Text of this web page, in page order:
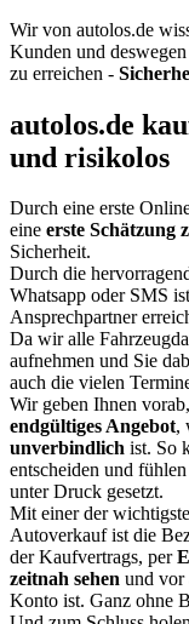
Wir von autolos.de
Kunden und
zu erreichen -
autolos.de
und risikolos
Durch eine erste
eine erste Schätzung
Sicherheit.
Durch die
Whatsapp oder SMS
Ansprechpartner
Da wir alle
aufnehmen und Sie
auch die vielen
Wir geben Ihnen
endgültiges Angebot,
unverbindlich ist. So
entscheiden und
unter Druck gesetzt.
Mit einer der
Autoverkauf ist die
der Kaufvertrags, per
zeitnah sehen und vor
Konto ist. Ganz ohne